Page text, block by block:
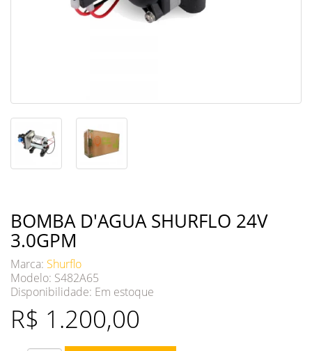
BOMBA D'AGUA SHURFLO 24V
3.0GPM
Marca: Shurflo
Modelo: S482A65
Disponibilidade: Em estoque
R$ 1.200,00